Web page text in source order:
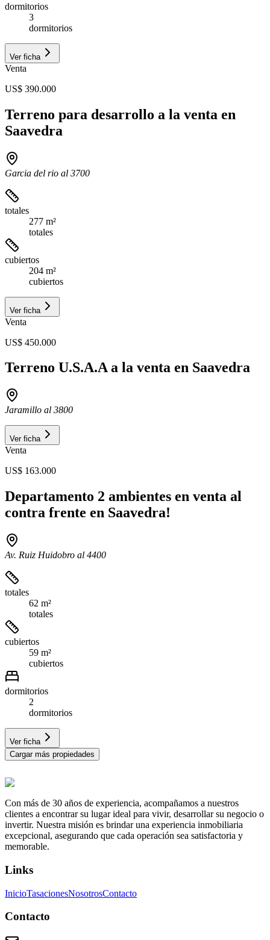
dormitorios
3
dormitorios
Ver ficha
Venta
US$ 390.000
Terreno para desarrollo a la venta en
Saavedra
Garcia del rio al 3700
totales
277 m²
totales
cubiertos
204 m²
cubiertos
Ver ficha
Venta
US$ 450.000
Terreno U.S.A.A a la venta en Saavedra
Jaramillo al 3800
Ver ficha
Venta
US$ 163.000
Departamento 2 ambientes en venta al
contra frente en Saavedra!
Av. Ruiz Huidobro al 4400
totales
62 m²
totales
cubiertos
59 m²
cubiertos
dormitorios
2
dormitorios
Ver ficha
Cargar más propiedades
Con más de 30 años de experiencia, acompañamos a nuestros
clientes a encontrar su lugar ideal para vivir, desarrollar su negocio o
invertir. Nuestra misión es brindar una experiencia inmobiliaria
excepcional, asegurando que cada operación sea satisfactoria y
memorable.
Links
InicioTasacionesNosotrosContacto
Contacto